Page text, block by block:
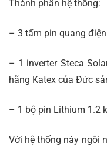
Thành phần hệ thống:
– 3 tấm pin quang
– 1 inverter Steca
hãng Katex của Đức
– 1 bộ pin Lithium 1.2
Với hệ thống này ngôi